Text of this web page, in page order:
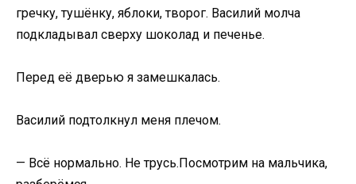
гречку, тушёнку, яблоки, творог. Василий молча
подкладывал сверху шоколад и печенье.
Перед её дверью я замешкалась.
Василий подтолкнул меня плечом.
— Всё нормально. Не трусь.Посмотрим на мальчика,